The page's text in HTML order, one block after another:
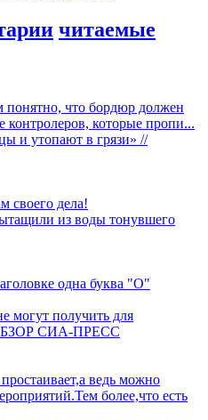
читаемые
понятно, что бордюр должен
контролеров, которые пропи...
и утопают в грязи» //
своего дела!
из воды тонувшего
одна буква "О"
могут получить для
ОБЗОР СИА-ПРЕСС
ведь можно
более,что есть